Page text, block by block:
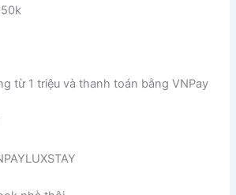
từ 1 triệu và thanh toán bằng VNPay